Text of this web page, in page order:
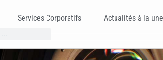
Services Corporatifs Actualités à la une